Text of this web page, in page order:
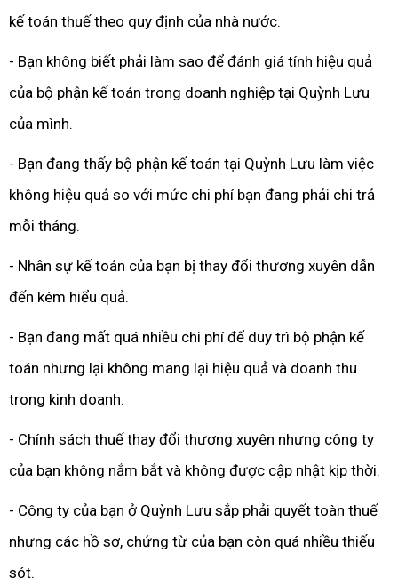
kế toán thuế theo quy định của nhà nước.
- Bạn không biết phải làm sao để đánh giá tính hiệu quả
của bộ phận kế toán trong doanh nghiệp tại Quỳnh Lưu
của mình.
- Bạn đang thấy bộ phận kế toán tại Quỳnh Lưu làm việc
không hiệu quả so với mức chi phí bạn đang phải chi trả
mỗi tháng.
- Nhân sự kế toán của bạn bị thay đổi thương xuyên dẫn
đến kém hiểu quả.
- Bạn đang mất quá nhiều chi phí để duy trì bộ phận kế
toán nhưng lại không mang lại hiệu quả và doanh thu
trong kinh doanh.
- Chính sách thuế thay đổi thương xuyên nhưng công ty
của bạn không nắm bắt và không được cập nhật kịp thời.
- Công ty của bạn ở Quỳnh Lưu sắp phải quyết toàn thuế
nhưng các hồ sơ, chứng từ của bạn còn quá nhiều thiếu
sót.